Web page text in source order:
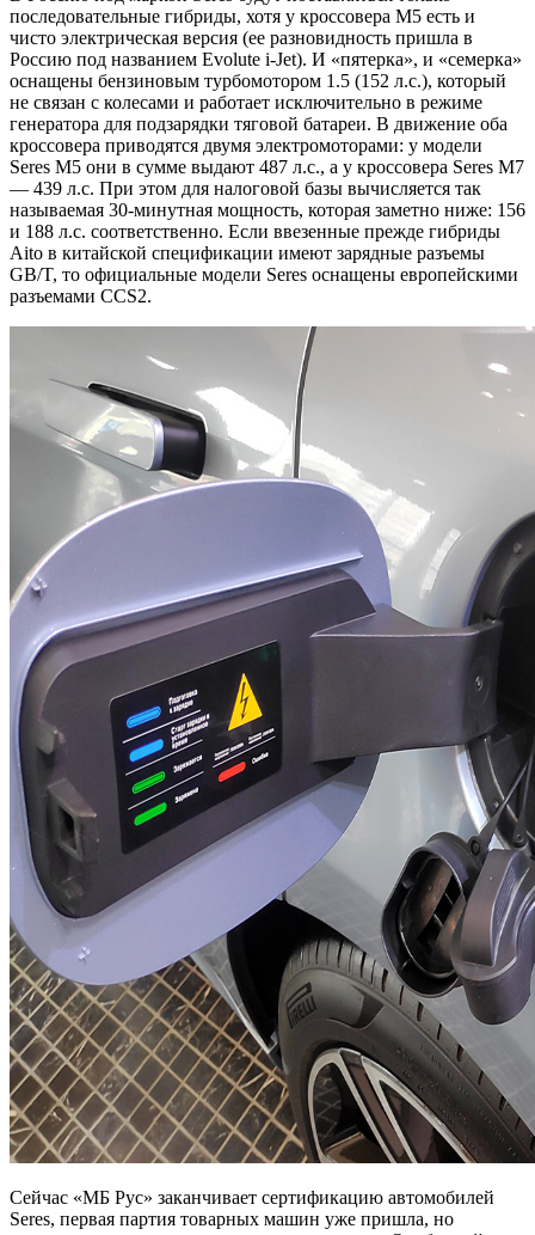
последовательные гибриды, хотя у кроссовера M5 есть и
чисто электрическая версия (ее разновидность пришла в
Россию под названием Evolute i-Jet). И «пятерка», и «семерка»
оснащены бензиновым турбомотором 1.5 (152 л.с.), который
не связан с колесами и работает исключительно в режиме
генератора для подзарядки тяговой батареи. В движение оба
кроссовера приводятся двумя электромоторами: у модели
Seres M5 они в сумме выдают 487 л.с., а у кроссовера Seres M7
— 439 л.с. При этом для налоговой базы вычисляется так
называемая 30-минутная мощность, которая заметно ниже: 156
и 188 л.с. соответственно. Если ввезенные прежде гибриды
Aito в китайской спецификации имеют зарядные разъемы
GB/T, то официальные модели Seres оснащены европейскими
разъемами CCS2.
Сейчас «МБ Рус» заканчивает сертификацию автомобилей
Seres, первая партия товарных машин уже пришла, но